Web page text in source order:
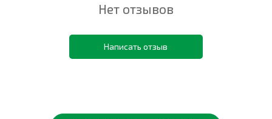
Нет отзывов
Написать отзыв